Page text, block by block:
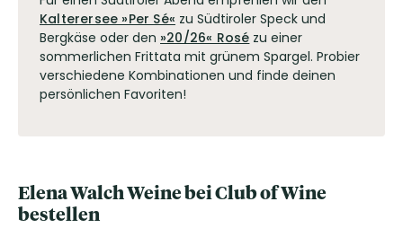
Kalterersee »Per Sé« zu Südtiroler Speck und
Bergkäse oder den »20/26« Rosé zu einer
sommerlichen Frittata mit grünem Spargel. Probier
verschiedene Kombinationen und finde deinen
persönlichen Favoriten!
Elena Walch Weine bei Club of Wine
bestellen